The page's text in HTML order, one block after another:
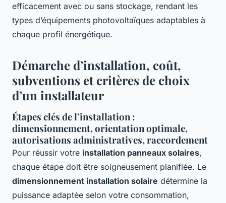
efficacement avec ou sans stockage, rendant les
types d’équipements photovoltaïques adaptables à
chaque profil énergétique.
Démarche d’installation, coût,
subventions et critères de choix
d’un installateur
Étapes clés de l’installation :
dimensionnement, orientation optimale,
autorisations administratives, raccordement
Pour réussir votre installation panneaux solaires,
chaque étape doit être soigneusement planifiée. Le
dimensionnement installation solaire détermine la
puissance adaptée selon votre consommation,